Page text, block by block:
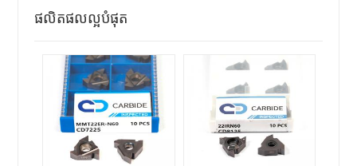
ផលិតផលល្អបំផុត